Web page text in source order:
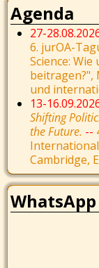
Agenda
27-
6. jurOA-
Science:
beitragen?",
und
13-
Shifting
the Future. --
Cambridge,
WhatsApp